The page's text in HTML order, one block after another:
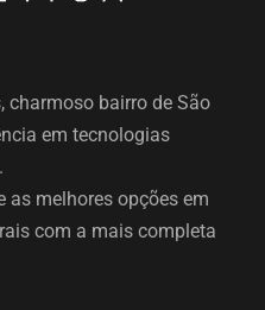
charmoso bairro de São
em tecnologias
as melhores opções em
com a mais completa